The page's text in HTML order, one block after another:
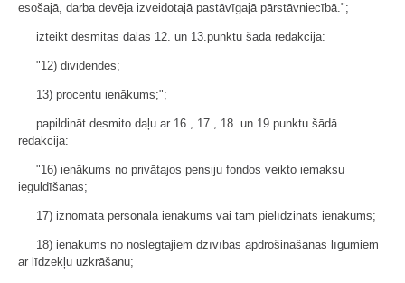
esošajā, darba devēja izveidotajā pastāvīgajā pārstāvniecībā.";
izteikt desmitās daļas 12. un 13.punktu šādā redakcijā:
"12) dividendes;
13) procentu ienākums;";
papildināt desmito daļu ar 16., 17., 18. un 19.punktu šādā
redakcijā:
"16) ienākums no privātajos pensiju fondos veikto iemaksu
ieguldīšanas;
17) iznomāta personāla ienākums vai tam pielīdzināts ienākums;
18) ienākums no noslēgtajiem dzīvības apdrošināšanas līgumiem
ar līdzekļu uzkrāšanu;